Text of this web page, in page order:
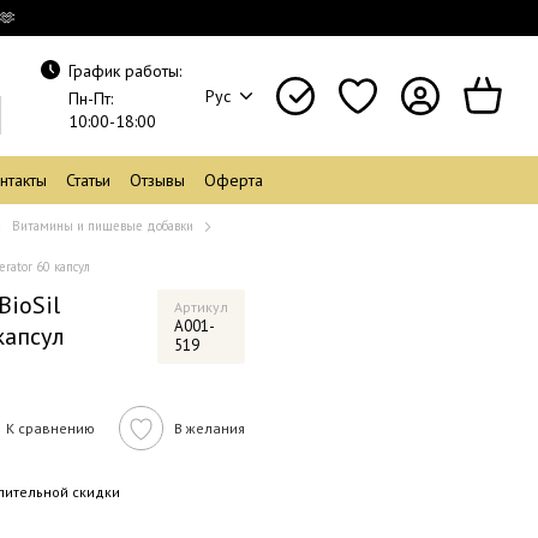
График работы:
Пн-Пт:
10:00-18:00
Рус
Статьи Отзывы Оферта
Витамины и пищевые добавки
60 капсул
Артикул
A001-
519
К сравнению В желания
скидки